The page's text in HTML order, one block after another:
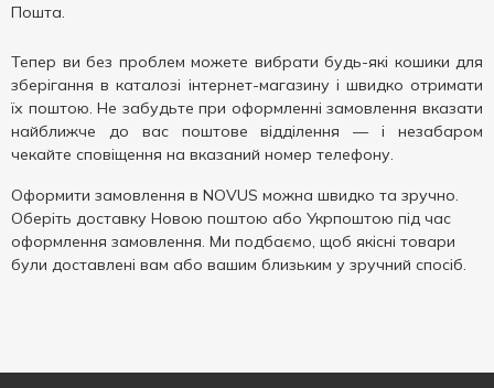
Пошта.
Тепер ви без проблем можете вибрати будь-які кошики для
зберігання в каталозі інтернет-магазину і швидко отримати
їх поштою. Не забудьте при оформленні замовлення вказати
найближче до вас поштове відділення — і незабаром
чекайте сповіщення на вказаний номер телефону.
Оформити замовлення в NOVUS можна швидко та зручно.
Оберіть доставку Новою поштою або Укрпоштою під час
оформлення замовлення. Ми подбаємо, щоб якісні товари
були доставлені вам або вашим близьким у зручний спосіб.